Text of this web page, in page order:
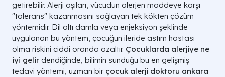
getirebilir. Alerji aşıları, vücudun alerjen maddeye karşı
"tolerans" kazanmasını sağlayan tek kökten çözüm
yöntemidir. Dil altı damla veya enjeksiyon şeklinde
uygulanan bu yöntem, çocuğun ileride astım hastası
olma riskini ciddi oranda azaltır. Çocuklarda alerjiye ne
iyi gelir dendiğinde, bilimin sunduğu bu en gelişmiş
tedavi yöntemi, uzman bir çocuk alerji doktoru ankara